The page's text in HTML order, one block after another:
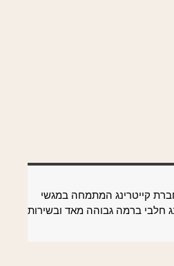
קייטרינג המתמחה במגשי
חלבי ברמה גבוהה מאד ובשירות